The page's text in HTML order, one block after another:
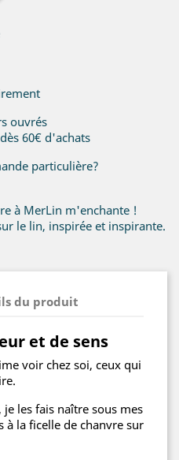
ouvrés
60€ d'achats
particulière?
à MerLin m'enchante !
le lin, inspirée et inspirante.
du produit
et de sens
voir chez soi, ceux qui
les fais naître sous mes
la ficelle de chanvre sur